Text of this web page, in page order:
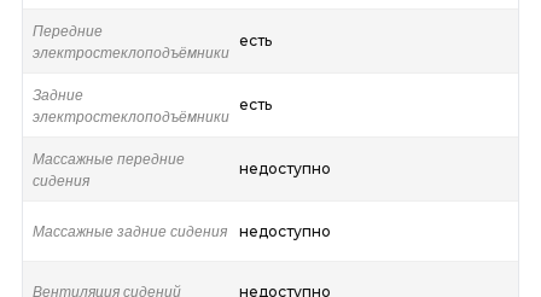
Передние
электростеклоподъёмники
есть
Задние
электростеклоподъёмники
есть
Массажные передние
сидения
недоступно
Массажные задние сидения недоступно
Вентиляция сидений недоступно